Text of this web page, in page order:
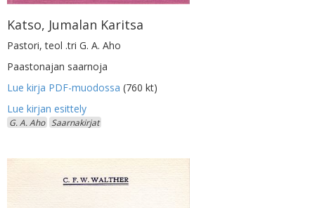
Katso, Jumalan Karitsa
Pastori, teol .tri G. A. Aho
Paastonajan saarnoja
Lue kirja PDF-muodossa (760 kt)
G. A. Aho Saarnakirjat